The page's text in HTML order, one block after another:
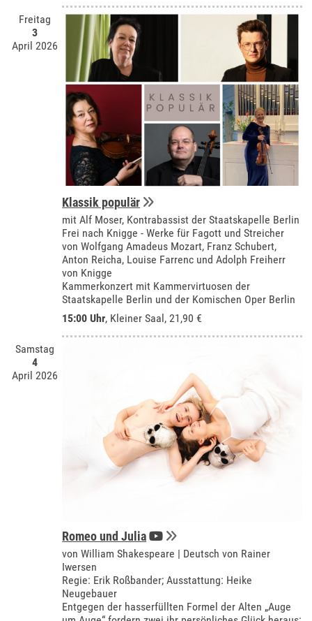
Freitag
3
April 2026
Klassik populär
mit Alf Moser, Kontrabassist der Staatskapelle Berlin
Frei nach Knigge - Werke für Fagott und Streicher
von Wolfgang Amadeus Mozart, Franz Schubert,
Anton Reicha, Louise Farrenc und Adolph Freiherr
von Knigge
Kammerkonzert mit Kammervirtuosen der
Staatskapelle Berlin und der Komischen Oper Berlin
15:00 Uhr, Kleiner Saal, 21,90 €
Samstag
4
April 2026
Romeo und Julia
von William Shakespeare | Deutsch von Rainer
Iwersen
Regie: Erik Roßbander; Ausstattung: Heike
Neugebauer
Entgegen der hasserfüllten Formel der Alten „Auge